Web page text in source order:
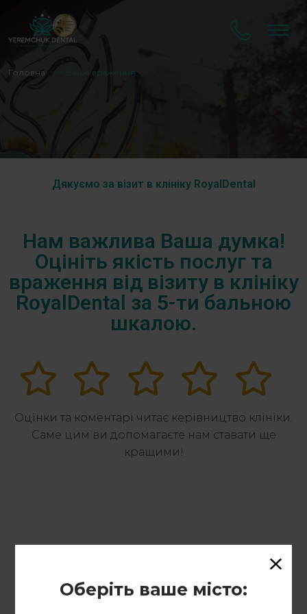
Головна Ваше враження
Дякуємо за візит в клініку RoyalDental
Нам важлива Ваша думка!
Оцініть якість послуг та
враження від візиту в клініку
RoyalDental за 5-ти бальною
шкалою.
Оцінки та коментарі читає керівництво клініки.
Саме цим ви допомагаєте нам ставати ще
кращими!
Оберіть ваше місто: